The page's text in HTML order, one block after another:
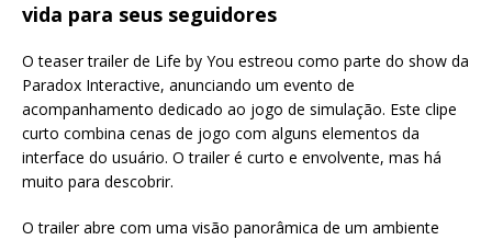
vida para seus seguidores
O teaser trailer de Life by You estreou como parte do show da
Paradox Interactive, anunciando um evento de
acompanhamento dedicado ao jogo de simulação. Este clipe
curto combina cenas de jogo com alguns elementos da
interface do usuário. O trailer é curto e envolvente, mas há
muito para descobrir.
O trailer abre com uma visão panorâmica de um ambiente